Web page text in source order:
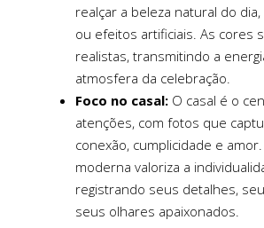
realçar a beleza natural do
ou efeitos artificiais. As cores
realistas, transmitindo a
atmosfera da celebração.
Foco no casal: O casal é o
atenções, com fotos que
conexão, cumplicidade e
moderna valoriza a
registrando seus detalhes,
seus olhares apaixonados.